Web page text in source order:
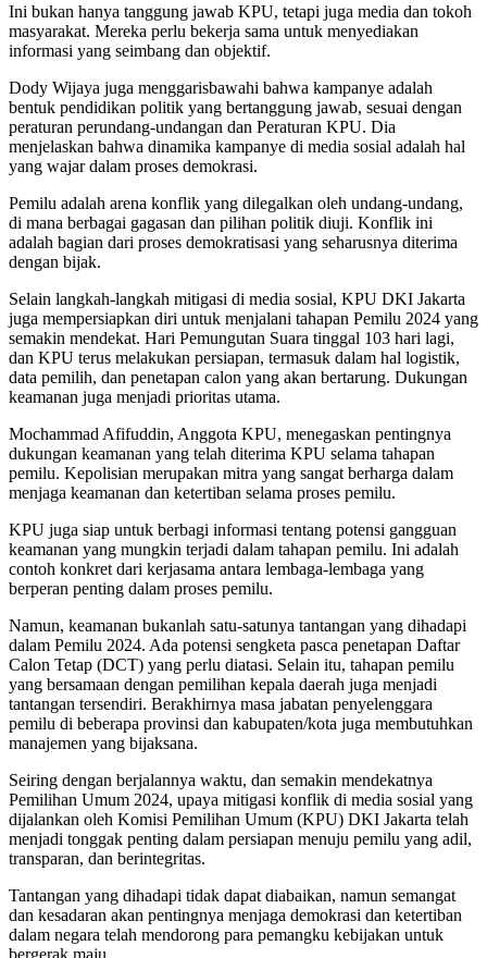
Ini bukan hanya tanggung jawab KPU, tetapi juga media dan tokoh
masyarakat. Mereka perlu bekerja sama untuk menyediakan
informasi yang seimbang dan objektif.
Dody Wijaya juga menggarisbawahi bahwa kampanye adalah
bentuk pendidikan politik yang bertanggung jawab, sesuai dengan
peraturan perundang-undangan dan Peraturan KPU. Dia
menjelaskan bahwa dinamika kampanye di media sosial adalah hal
yang wajar dalam proses demokrasi.
Pemilu adalah arena konflik yang dilegalkan oleh undang-undang,
di mana berbagai gagasan dan pilihan politik diuji. Konflik ini
adalah bagian dari proses demokratisasi yang seharusnya diterima
dengan bijak.
Selain langkah-langkah mitigasi di media sosial, KPU DKI Jakarta
juga mempersiapkan diri untuk menjalani tahapan Pemilu 2024 yang
semakin mendekat. Hari Pemungutan Suara tinggal 103 hari lagi,
dan KPU terus melakukan persiapan, termasuk dalam hal logistik,
data pemilih, dan penetapan calon yang akan bertarung. Dukungan
keamanan juga menjadi prioritas utama.
Mochammad Afifuddin, Anggota KPU, menegaskan pentingnya
dukungan keamanan yang telah diterima KPU selama tahapan
pemilu. Kepolisian merupakan mitra yang sangat berharga dalam
menjaga keamanan dan ketertiban selama proses pemilu.
KPU juga siap untuk berbagi informasi tentang potensi gangguan
keamanan yang mungkin terjadi dalam tahapan pemilu. Ini adalah
contoh konkret dari kerjasama antara lembaga-lembaga yang
berperan penting dalam proses pemilu.
Namun, keamanan bukanlah satu-satunya tantangan yang dihadapi
dalam Pemilu 2024. Ada potensi sengketa pasca penetapan Daftar
Calon Tetap (DCT) yang perlu diatasi. Selain itu, tahapan pemilu
yang bersamaan dengan pemilihan kepala daerah juga menjadi
tantangan tersendiri. Berakhirnya masa jabatan penyelenggara
pemilu di beberapa provinsi dan kabupaten/kota juga membutuhkan
manajemen yang bijaksana.
Seiring dengan berjalannya waktu, dan semakin mendekatnya
Pemilihan Umum 2024, upaya mitigasi konflik di media sosial yang
dijalankan oleh Komisi Pemilihan Umum (KPU) DKI Jakarta telah
menjadi tonggak penting dalam persiapan menuju pemilu yang adil,
transparan, dan berintegritas.
Tantangan yang dihadapi tidak dapat diabaikan, namun semangat
dan kesadaran akan pentingnya menjaga demokrasi dan ketertiban
dalam negara telah mendorong para pemangku kebijakan untuk
bergerak maju.